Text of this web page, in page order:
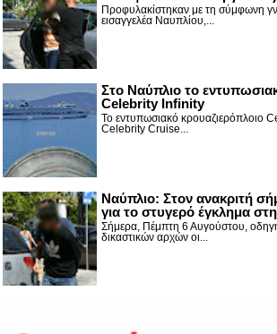
Προφυλακίστηκαν με τη σύμφωνη
εισαγγελέα Ναυπλίου,...
Στο Ναύπλιο το
Celebrity Infinity
Το εντυπωσιακό κρουαζιερόπλοιο
Celebrity Cruise...
Nαύπλιο: Στον ανακριτή
για το στυγερό έγκλημα
Σήμερα, Πέμπτη 6 Αυγούστου,
δικαστικών αρχών οι...